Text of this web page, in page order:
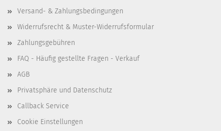
Versand- & Zahlungsbedingungen
Widerrufsrecht & Muster-Widerrufsformular
Zahlungsgebühren
FAQ - Häufig gestellte Fragen - Verkauf
AGB
Privatsphäre und Datenschutz
Callback Service
Cookie Einstellungen